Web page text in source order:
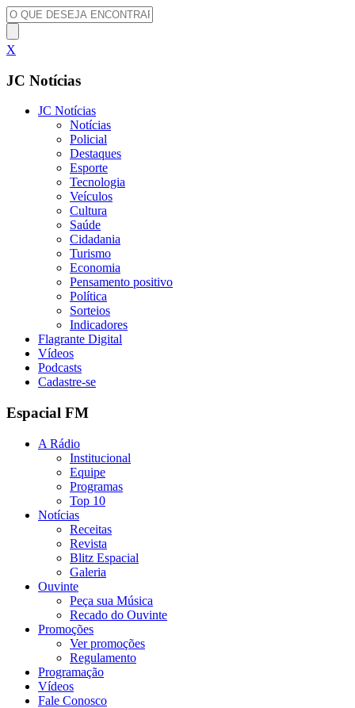
X
JC Notícias
JC Notícias
Notícias
Policial
Destaques
Esporte
Tecnologia
Veículos
Cultura
Saúde
Cidadania
Turismo
Economia
Pensamento positivo
Política
Sorteios
Indicadores
Flagrante Digital
Vídeos
Podcasts
Cadastre-se
Espacial FM
A Rádio
Institucional
Equipe
Programas
Top 10
Notícias
Receitas
Revista
Blitz Espacial
Galeria
Ouvinte
Peça sua Música
Recado do Ouvinte
Promoções
Ver promoções
Regulamento
Programação
Vídeos
Fale Conosco